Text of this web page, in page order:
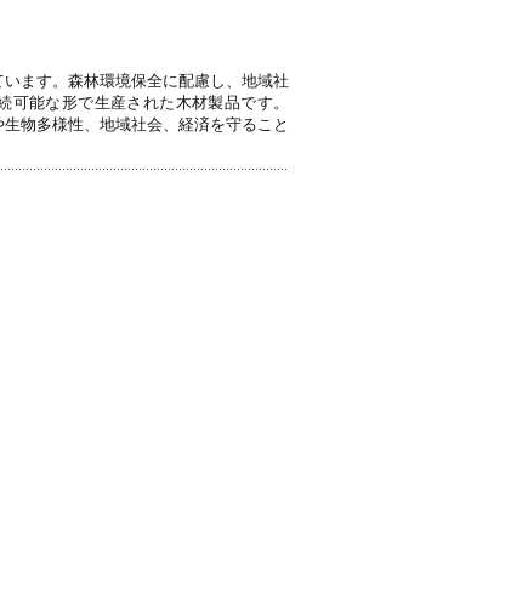
ます。森林環境保全に配慮し、地域社
能な形で生産された木材製品です。
物多様性、地域社会、経済を守ること